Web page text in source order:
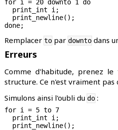
for i = 20 downto 1 do
  print_int i;
  print_newline();
Remplacer to par downto dans
Erreurs
Comme d'habitude, prenez
structure. Ce n'est vraiment pas
Simulons ainsi l'oubli du do :
for i = 5 to 7
  print_int i;
  print_newline();